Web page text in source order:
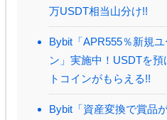
万USDT相当山分け!!
Bybit「APR555％新規
ン」実施中！USDTを
トコインがもらえる!!
Bybit「資産変換で賞品